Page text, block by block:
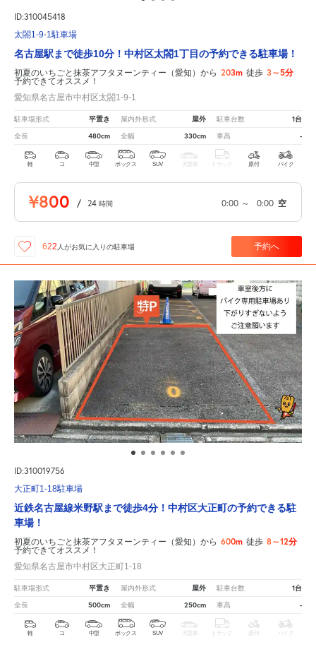
ID:310045418
太閤1-9-1駐車場
名古屋駅まで徒歩10分！中村区太閤1丁目の予約できる駐車場！
初夏のいちごと抹茶アフタヌーンティー（愛知）から 203m 徒歩 3～5分
予約できてオススメ！
愛知県名古屋市中村区太閤1-9-1
駐車場形式 平置き 屋内外形式 屋外 駐車台数 1台
全長 480cm 全幅 330cm 車高 -
軽 コ 中型 ボックス SUV 大型車 トラック 原付 バイク
¥800 / 24 時間 0:00 ～ 0:00 空
622 人がお気に入りの駐車場 予約へ
ID:310019756
大正町1-18駐車場
近鉄名古屋線米野駅まで徒歩4分！中村区大正町の予約できる駐
車場！
初夏のいちごと抹茶アフタヌーンティー（愛知）から 600m 徒歩 8～12分
予約できてオススメ！
愛知県名古屋市中村区大正町1-18
駐車場形式 平置き 屋内外形式 屋外 駐車台数 1台
全長 500cm 全幅 250cm 車高 -
軽 コ 中型 ボックス SUV 大型車 トラック 原付 バイク